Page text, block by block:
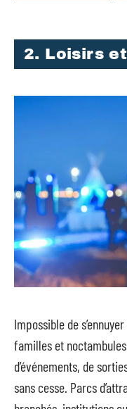
2. Loisirs
Impossible de
familles et
d’événements, de
sans cesse. Parcs